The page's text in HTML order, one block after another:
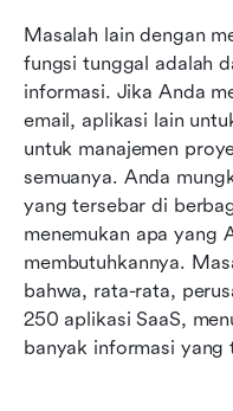
Masalah lain dengan
fungsi tunggal adalah
informasi. Jika Anda
email, aplikasi lain
untuk manajemen
semuanya. Anda
yang tersebar di
menemukan apa yang
membutuhkannya.
bahwa, rata-rata,
250 aplikasi SaaS,
banyak informasi yang